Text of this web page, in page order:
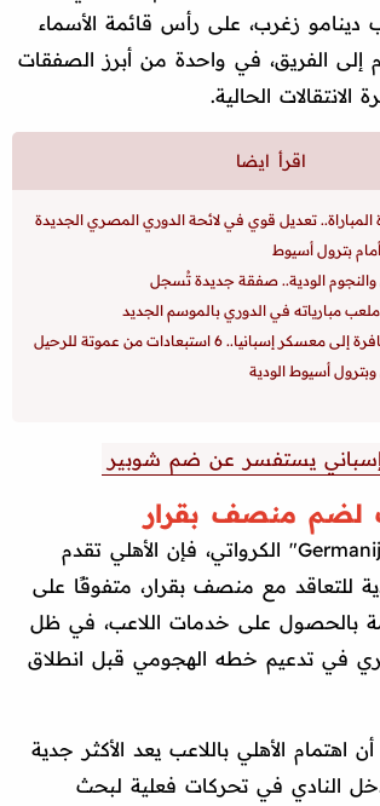
دينامو زغرب، على رأس قائمة الأسماء
إلى الفريق، في واحدة من أبرز الصفقات
الانتقالات الحالية.
المباراة.. تعديل قوي في لائحة الدوري المصري الجديدة
بترول أسيوط
والنجوم الودية.. صفقة جديدة تُسجل
مبارياته في الدوري بالموسم الجديد
إسبانيا.. 6 استبعادات من عموتة للرحيل
وبترول أسيوط الودية
إسباني يستفسر عن ضم شوبير
لضم منصف بقرار
ووفقًا لموقع "Germanijak" الكرواتي، فإن الأهلي تقدم
للتعاقد مع منصف بقرار، متفوقًا على
بالحصول على خدمات اللاعب، في ظل
في تدعيم خطه الهجومي قبل انطلاق
اهتمام الأهلي باللاعب يعد الأكثر جدية
النادي في تحركات فعلية لبحث